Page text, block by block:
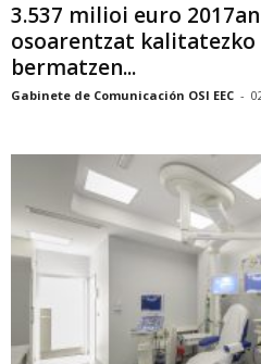
3.537 milioi euro
osoarentzat kalitatezko
bermatzen...
Gabinete de Comunicación OSI EEC -